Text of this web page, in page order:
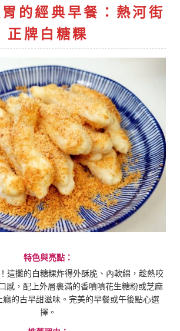
的經典早餐：熱河街
正牌白糖粿
特色與亮點：
這攤的白糖粿炸得外酥脆、內軟綿，趁熱咬
感，配上外層裹滿的香噴噴花生糖粉或芝麻
的古早甜滋味。完美的早餐或午後點心選
擇。